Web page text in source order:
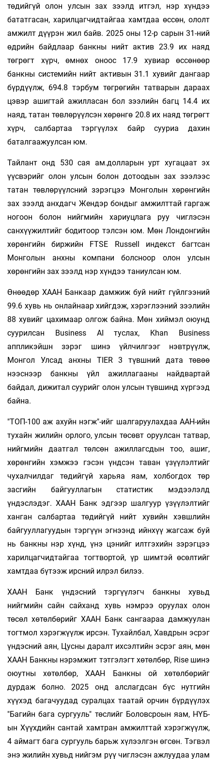
төдийгүй олон улсын зах зээлд итгэл, нэр хүндээ
бататгасан, харилцагчидтайгаа хамтдаа өссөн, ололт
амжилт дүүрэн жил байв. 2025 оны 12-р сарын 31-ний
өдрийн байдлаар банкны нийт актив 23.9 их наяд
төгрөгт хүрч, өмнөх оноос 17.9 хувиар өссөнөөр
банкны системийн нийт активын 31.1 хувийг дангаар
бүрдүүлж, 694.8 тэрбум төгрөгийн татварын дараах
цэвэр ашигтай ажилласан бол зээлийн багц 14.4 их
наяд, татан төвлөрүүлсэн хөрөнгө 20.8 их наяд төгрөгт
хүрч, салбартаа тэргүүлэх байр сууриа дахин
баталгаажуулсан юм.
Тайлант онд 530 сая ам.долларын урт хугацаат эх
үүсвэрийг олон улсын болон дотоодын зах зээлээс
татан төвлөрүүлсний зэрэгцээ Монголын хөрөнгийн
зах зээлд анхдагч Жендэр бондыг амжилттай гаргаж
ногоон болон нийгмийн хариуцлага руу чиглэсэн
санхүүжилтийг бодитоор тэлсэн юм. Мөн Лондонгийн
хөрөнгийн биржийн FTSE Russell индекст багтсан
Монголын анхны компани болсноор олон улсын
хөрөнгийн зах зээлд нэр хүндээ таниулсан юм.
Өнөөдөр ХААН Банкаар дамжиж буй нийт гүйлгээний
99.6 хувь нь онлайнаар хийгдэж, хэрэглээний зээлийн
88 хувийг цахимаар олгож байна. Мөн хиймэл оюунд
суурилсан Business AI туслах, Khan Business
аппликэйшн зэрэг шинэ үйлчилгээг нэвтрүүлж,
Монгол Улсад анхны TIER 3 түвшний дата төвөө
нээснээр банкны үйл ажиллагааны найдвартай
байдал, дижитал суурийг олон улсын түвшинд хүргээд
байна.
"ТОП-100 аж ахуйн нэгж"-ийг шалгаруулахдаа ААН-ийн
тухайн жилийн орлого, улсын төсөвт оруулсан татвар,
нийгмийн даатгал төлсөн ажиллагсдын тоо, ашиг,
хөрөнгийн хэмжээ гэсэн үндсэн таван үзүүлэлтийг
чухалчилдаг төдийгүй харьяа яам, холбогдох төр
засгийн байгууллагын статистик мэдээлэлд
үндэслэдэг. ХААН Банк эдгээр шалгуур үзүүлэлтийг
ханган салбартаа төдийгүй нийт хувийн хэвшлийн
байгууллагуудын тэргүүн эгнээнд ийнхүү жагсаж буй
нь банкны нэр хүнд, үнэ цэнийг илтгэхийн зэрэгцээ
харилцагчидтайгаа тогтвортой, үр шимтэй өсөлтийг
хамтдаа бүтээж ирсний илрэл билээ.
ХААН Банк үндэсний тэргүүлэгч банкны хувьд
нийгмийн сайн сайханд хувь нэмрээ оруулах олон
төсөл хөтөлбөрийг ХААН Банк сангаараа дамжуулан
тогтмол хэрэгжүүлж ирсэн. Тухайлбал, Хавдрын эсрэг
үндэсний аян, Цусны даралт ихсэлтийн эсрэг аян, мөн
ХААН Банкны нэрэмжит тэтгэлэгт хөтөлбөр, Rise шинэ
оюутны хөтөлбөр, ХААН Банкны ой хөтөлбөрийг
дурдаж болно. 2025 онд алслагдсан бүс нутгийн
хүүхэд багачуудад суралцах таатай орчин бүрдүүлэх
"Багийн бага сургууль" төслийг Боловсроын яам, НҮБ-
ын Хүүхдийн сантай хамтран амжилттай хэрэгжүүлж,
4 аймагт бага сургууль барьж хүлээлгэн өгсөн. Тэгвэл
энэ жилийн хувьд нийгэм рүү чиглэсэн ажлуудаа улам